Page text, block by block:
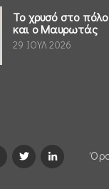
Το χρυσό στο πόλο
και ο Μαυρωτάς
29 ΙΟΥΛ 2026